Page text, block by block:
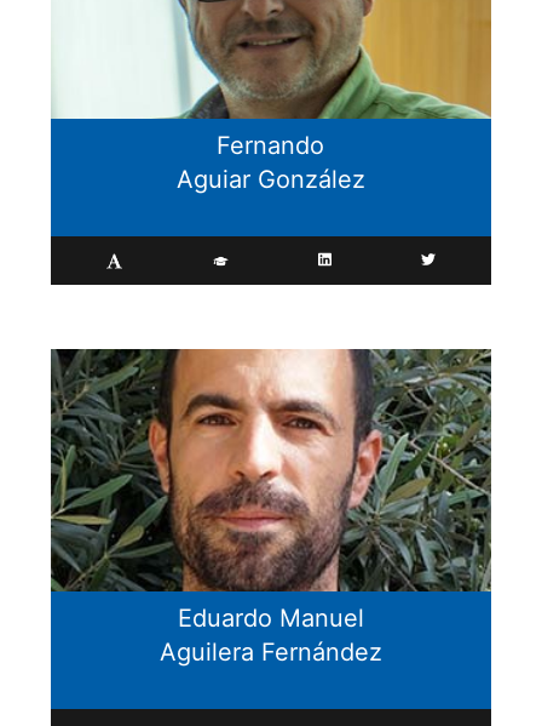
Fernando
Aguiar González
Eduardo Manuel
Aguilera Fernández